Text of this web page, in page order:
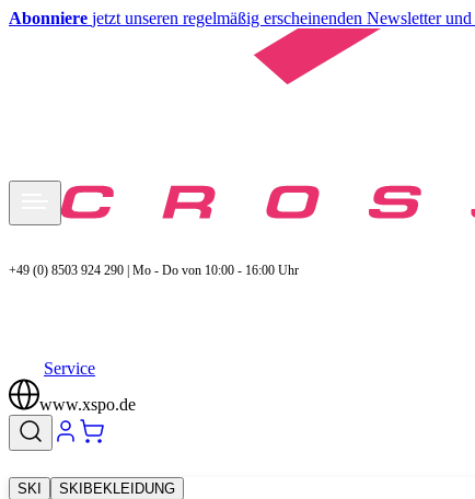
Abonniere jetzt unseren regelmäßig erscheinenden Newsletter und
+49 (0) 8503 924 290 | Mo - Do von 10:00 - 16:00 Uhr
Service
www.xspo.de
SKI SKIBEKLEIDUNG